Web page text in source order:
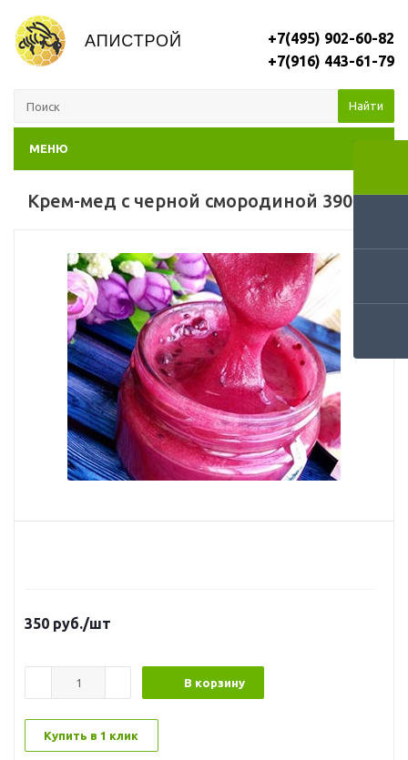
+7(495) 902-60-82
+7(916) 443-61-79
Найти
МЕНЮ
Крем-мед с черной смородиной 390 мл
350 руб./шт
В корзину
Купить в 1 клик